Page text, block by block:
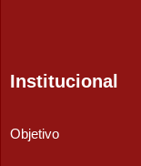
Institucional
Objetivo